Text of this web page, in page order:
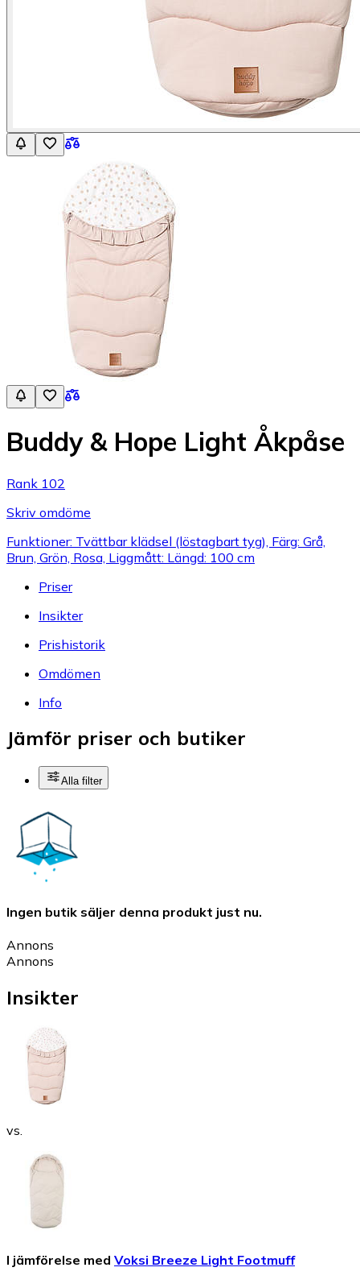
Buddy & Hope Light Åkpåse
Rank 102
Skriv omdöme
Funktioner: Tvättbar klädsel (löstagbart tyg), Färg: Grå,
Brun, Grön, Rosa, Liggmått: Längd: 100 cm
Priser
Insikter
Prishistorik
Omdömen
Info
Jämför priser och butiker
Alla filter
Ingen butik säljer denna produkt just nu.
Annons
Annons
Insikter
vs.
I jämförelse med Voksi Breeze Light Footmuff